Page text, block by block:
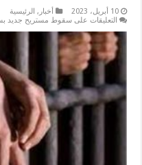
10 أبريل، 2023 أخبار , الرئيسية
التعليقات على سقوط مستريح جديد